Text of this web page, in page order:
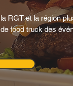
RGT et la région
food truck des